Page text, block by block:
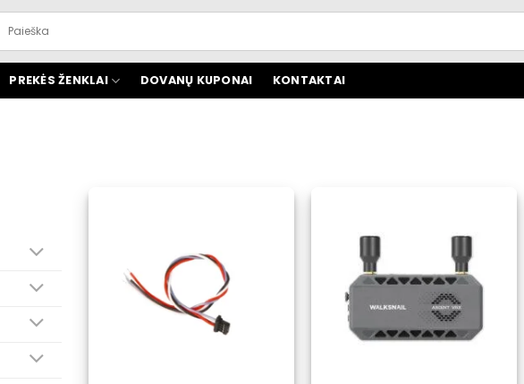
PREKĖS ŽENKLAI DOVANŲ KUPONAI KONTAKTAI